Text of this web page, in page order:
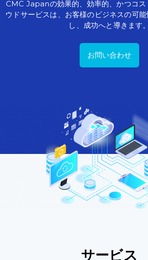
CMC Japanの効果的、 効率的、かつコス
ウドサービスは、 お客様のビジネスの可
し、
成功へと 導きます。
お問い合わせ
サービス